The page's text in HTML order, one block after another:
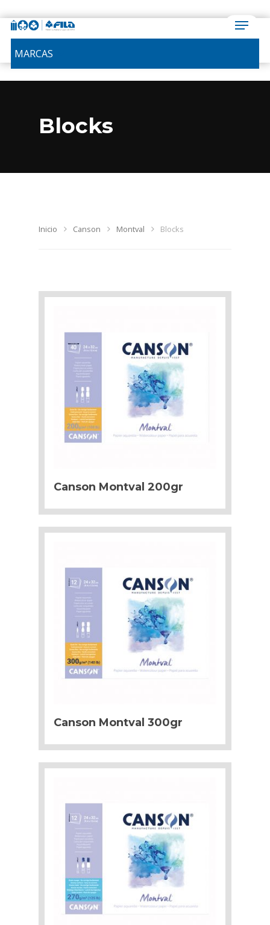
MARCAS
Blocks
Inicio Canson Montval Blocks
Canson Montval 200gr
Canson Montval 300gr